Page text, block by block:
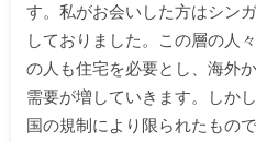
す。私がお会いした方はシン
しておりました。この層の人
の人も住宅を必要とし、海外
需要が増していきます。しか
国の規制により限られたもの